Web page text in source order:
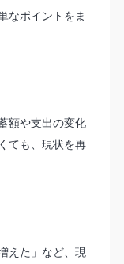
なポイントをま
額や支出の変化
ても、現状を再
えた」など、現